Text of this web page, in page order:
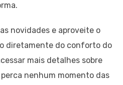
novidades e aproveite o
diretamente do conforto do
mais detalhes sobre
nenhum momento das